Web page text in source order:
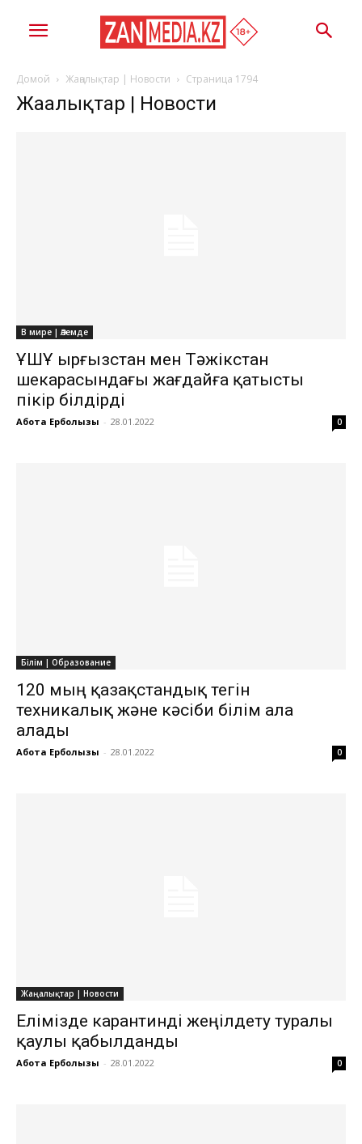
Домой Жаңалықтар | Новости Страница 1794
Жаңалықтар | Новости
В мире | Әлемде
ҰҚШҰ Қырғызстан мен Тәжікстан
шекарасындағы жағдайға қатысты
пікір білдірді
Ақбота Ерболқызы - 28.01.2022 0
Білім | Образование
​​​​​​​120 мың қазақстандық тегін
техникалық және кәсіби білім ала
алады
Ақбота Ерболқызы - 28.01.2022 0
Жаңалықтар | Новости
Елімізде карантинді жеңілдету туралы
қаулы қабылданды
Ақбота Ерболқызы - 28.01.2022 0